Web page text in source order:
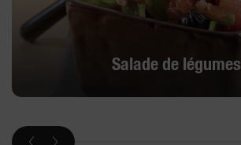
Salade de légumes